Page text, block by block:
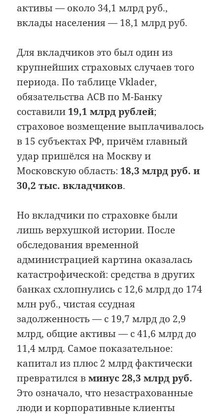
активы — около 34,1 млрд руб.,
вклады населения — 18,1 млрд руб.
Для вкладчиков это был один из
крупнейших страховых случаев того
периода. По таблице Vklader,
обязательства АСВ по М-Банку
составили 19,1 млрд рублей;
страховое возмещение выплачивалось
в 15 субъектах РФ, причём главный
удар пришёлся на Москву и
Московскую область: 18,3 млрд руб. и
30,2 тыс. вкладчиков.
Но вкладчики по страховке были
лишь верхушкой истории. После
обследования временной
администрацией картина оказалась
катастрофической: средства в других
банках схлопнулись с 12,6 млрд до 174
млн руб., чистая ссудная
задолженность — с 19,7 млрд до 2,9
млрд, общие активы — с 41,6 млрд до
11,4 млрд. Самое показательное:
капитал из плюс 2 млрд фактически
превратился вминус 28,3 млрд руб.
Это означало, что незастрахованные
люди и корпоративные клиенты